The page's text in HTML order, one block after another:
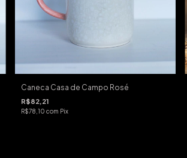
Caneca Casa de Campo Rosé
R$82,21
R$78,10 com Pix